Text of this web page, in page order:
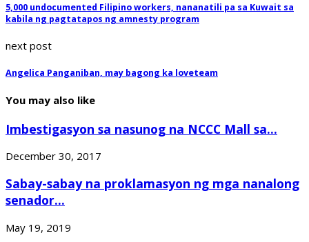
5,000 undocumented Filipino workers, nananatili pa sa Kuwait sa
kabila ng pagtatapos ng amnesty program
next post
Angelica Panganiban, may bagong ka loveteam
You may also like
Imbestigasyon sa nasunog na NCCC Mall sa...
December 30, 2017
Sabay-sabay na proklamasyon ng mga nanalong
senador...
May 19, 2019